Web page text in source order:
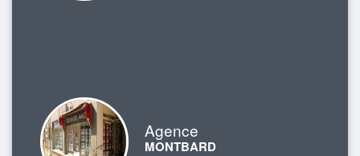
Agence
MONTBARD